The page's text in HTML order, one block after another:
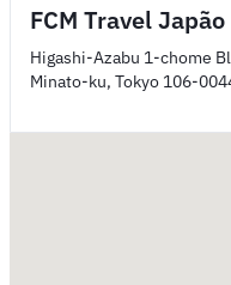
FCM Travel Japão
Higashi-Azabu 1-chome
Minato-ku, Tokyo 106-